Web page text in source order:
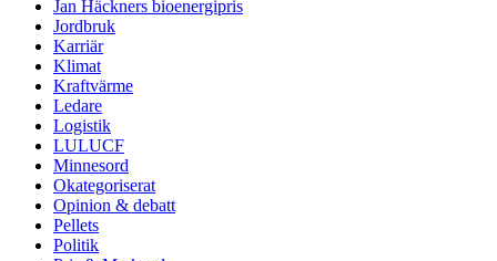
Jan Häckners bioenergipris
Jordbruk
Karriär
Klimat
Kraftvärme
Ledare
Logistik
LULUCF
Minnesord
Okategoriserat
Opinion & debatt
Pellets
Politik